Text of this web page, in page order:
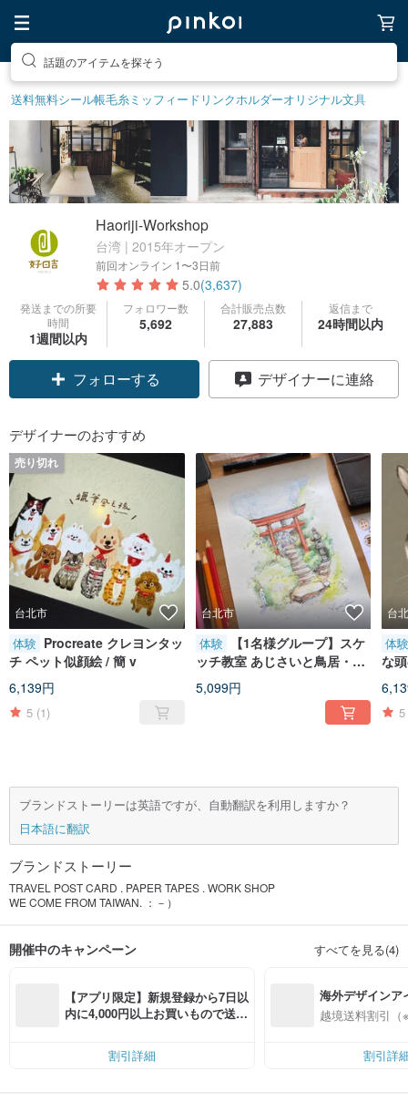
話題のアイテムを探そう
送料無料シール帳毛糸ミッフィー ドリンクホルダーオリジナル文具
Haoriji-Workshop
台湾 | 2015年オープン
前回オンライン 1〜3日前
5.0(3,637)
発送までの所要
時間
1週間以内
フォロワー数
5,692
合計販売点数
27,883
返信まで
24時間以内
クーポン取得
デザイナーに連絡
デザイナーのおすすめ
売り切れ
台北市
体験 Procreate クレヨンタッ
チ ペット似顔絵 / 簡 v
6,139円
5 (1)
台北市
体験
【1名様グループ】スケ
ッチ教室 あじさいと鳥居・ジ
ョイス塗り絵ハンドブック
5,099円
台
体
な
5
ブランドストーリーは英語ですが、自動翻訳を利用しますか？
日本語に翻訳
ブランドストーリー
TRAVEL POST CARD . PAPER TAPES . WORK SHOP
WE COME FROM TAIWAN. ：－）
開催中のキャンペーン すべてを見る(4)
【アプリ限定】新規登録から7日以
内に4,000円以上お買いもので送料
割引詳細
海外デザインア
入
越境送料割引（
割引詳